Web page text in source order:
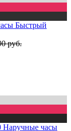
Быстрый
руб.